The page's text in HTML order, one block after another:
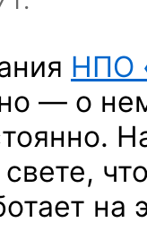
НПО
— о
на